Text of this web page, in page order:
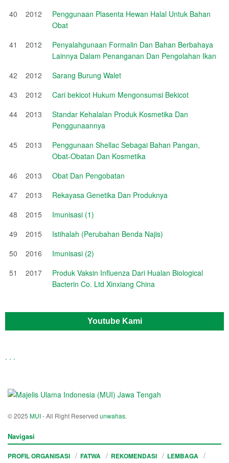
40
2012
Penggunaan Plasenta Hewan Halal Untuk Bahan
Obat
41
2012
Penyalahgunaan Formalin Dan Bahan Berbahaya
Lainnya Dalam Penanganan Dan Pengolahan Ikan
42
2012
Sarang Burung Walet
43
2012
Cari bekicot Hukum Mengonsumsi Bekicot
44
2013
Standar Kehalalan Produk Kosmetika Dan
Penggunaannya
45
2013
Penggunaan Shellac Sebagai Bahan Pangan,
Obat-Obatan Dan Kosmetika
46
2013
Obat Dan Pengobatan
47
2013
Rekayasa Genetika Dan Produknya
48
2015
Imunisasi (1)
49
2015
Istihalah (Perubahan Benda Najis)
50
2016
Imunisasi (2)
51
2017
Produk Vaksin Influenza Dari Hualan Biological
Bacterin Co. Ltd Xinxiang China
Youtube Kami
. . .
© 2025 MUI- All Right Reserved unwahas.
Navigasi
PROFIL ORGANISASI FATWA REKOMENDASI
LEMBAGA